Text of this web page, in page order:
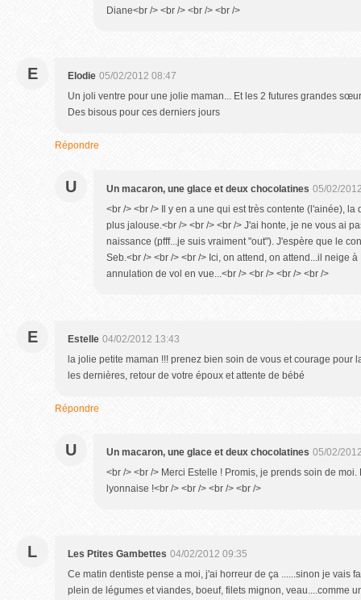
Diane<br /> <br /> <br /> <br />
E Elodie 05/02/2012 08:47
Un joli ventre pour une jolie maman... Et les 2 futures grandes
Des bisous pour ces derniers jours
Répondre
U Un macaron, une glace et deux chocolatines 05/02/
<br /> <br /> Il y en a une qui est très contente (l'ainée),
plus jalouse.<br /> <br /> <br /> J'ai honte, je ne vous ai
naissance (pfff...je suis vraiment "out"). J'espère que le
Seb.<br /> <br /> <br /> Ici, on attend, on attend...il neige
annulation de vol en vue...<br /> <br /> <br /> <br />
E Estelle 04/02/2012 13:43
la jolie petite maman !!! prenez bien soin de vous et courage pour
les dernières, retour de votre époux et attente de bébé
Répondre
U Un macaron, une glace et deux chocolatines 05/02/
<br /> <br /> Merci Estelle ! Promis, je prends soin de
lyonnaise !<br /> <br /> <br /> <br />
L Les Ptites Gambettes 04/02/2012 09:35
Ce matin dentiste pense a moi, j'ai horreur de ça ......sinon je vais
plein de légumes et viandes, boeuf, filets mignon, veau....comme